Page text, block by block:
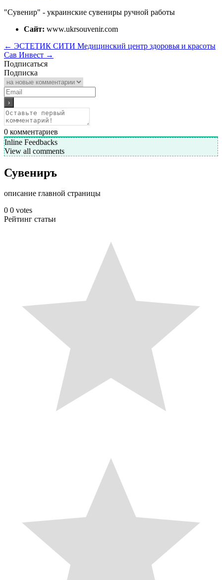
"Сувенир" - украинские сувениры ручной работы
Сайт: www.ukrsouvenir.com
← ЭСТЕТИК СИТИ Медицинский центр здоровья и красоты
Сав Инвест →
Подписаться
Подписка
0 комментариев
Inline Feedbacks
View all comments
Сувениръ
описание главной страницы
0 0 votes
Рейтинг статьи